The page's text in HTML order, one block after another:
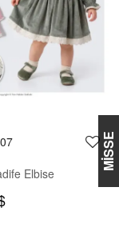
MİSSE
Elbise